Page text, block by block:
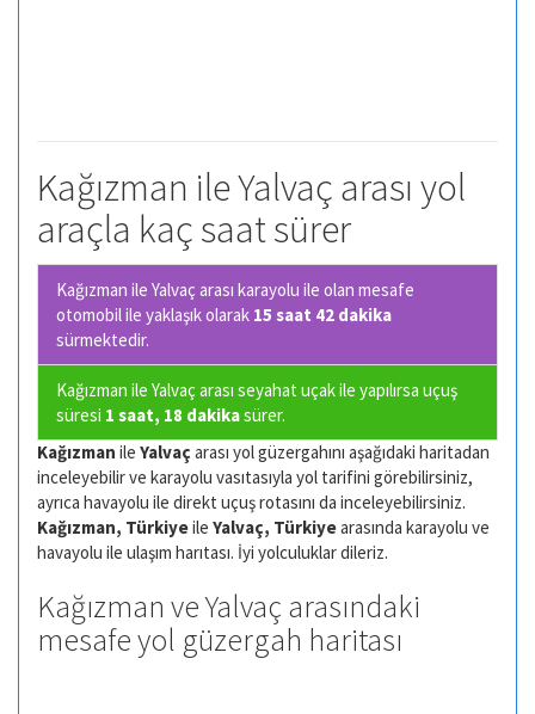
Kağızman ile Yalvaç arası yol
araçla kaç saat sürer
Kağızman ile Yalvaç arası karayolu ile olan mesafe
otomobil ile yaklaşık olarak 15 saat 42 dakika
sürmektedir.
Kağızman ile Yalvaç arası seyahat uçak ile yapılırsa uçuş
süresi 1 saat, 18 dakikasürer.
Kağızman ile Yalvaç arası yol güzergahını aşağıdaki haritadan
inceleyebilir ve karayolu vasıtasıyla yol tarifini görebilirsiniz,
ayrıca havayolu ile direkt uçuş rotasını da inceleyebilirsiniz.
Kağızman, Türkiyeile Yalvaç, Türkiyearasında karayolu ve
havayolu ile ulaşım harıtası. İyi yolculuklar dileriz.
Kağızman ve Yalvaç arasındaki
mesafe yol güzergah haritası